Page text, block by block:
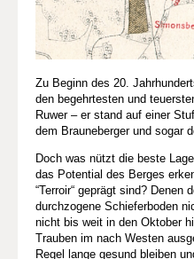
Zu Beginn des 20.
den begehrtesten und
Ruwer – er stand auf einer
dem Brauneberger und sogar
Doch was nützt die beste
das Potential des Berges
“Terroir“ geprägt sind? Denen
durchzogene Schieferboden
nicht bis weit in den Oktober
Trauben im nach Westen
Regel lange gesund bleiben